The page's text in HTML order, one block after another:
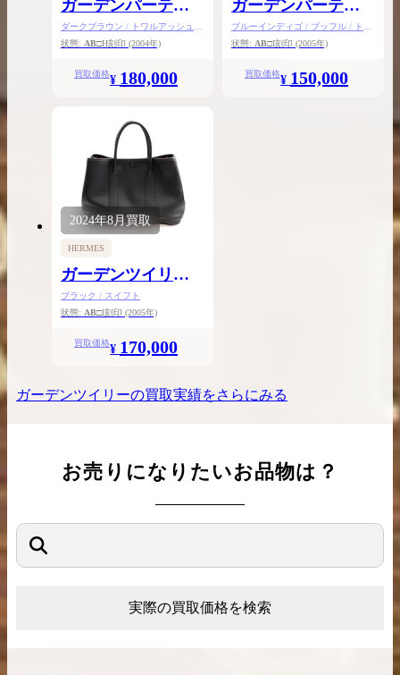
ガーデンパーティ
TTPM
ダークブラウン / トワルアッシュ /
シルバー金具
状態: AB□H刻印 (2004年)
買取価格¥ 180,000
ガーデンパーティ
TTPM
ブルーインディゴ / ブッフル / トワ
ルオフィシエ / シルバー金具
状態: AB□I刻印 (2005年)
買取価格¥ 150,000
2024年8月買取
HERMES
ガーデンツイリー
TPM
ブラック / スイフト
状態: AB□I刻印 (2005年)
買取価格¥ 170,000
ガーデンツイリーの買取実績をさらにみる
お売りになりたいお品物は？
実際の買取価格を検索